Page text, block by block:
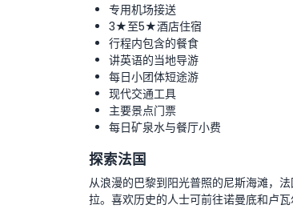
专用机场接送
3★至5★酒店住宿
行程内包含的餐食
讲英语的当地导游
每日小团体短途游
现代交通工具
主要景点门票
每日矿泉水与餐厅小费
探索法国
从浪漫的巴黎到阳光普照的尼斯海滩，
拉。喜欢历史的人士可前往诺曼底和卢